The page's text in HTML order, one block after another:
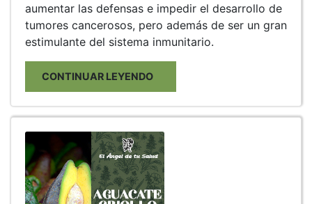
aumentar las defensas e impedir el desarrollo de
tumores cancerosos, pero además de ser un gran
estimulante del sistema inmunitario.
CONTINUAR LEYENDO